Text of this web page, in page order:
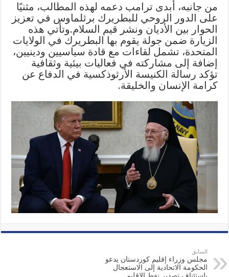
من جانبه، أبدى ترامب دعمه لهذه المطالب، مثنيًا
على الدور الروحي للبطريرك برثلماوس في تعزيز
الحوار بين الأديان ونشر قيم السلام.وتأتي هذه
الزيارة ضمن جولة يقوم بها البطريرك في الولايات
المتحدة، تشمل لقاءات مع قادة سياسيين ودينيين،
إضافة إلى مشاركته في فعاليات بيئية وثقافية
تؤكد رسالة الكنيسة الأرثوذكسية في الدفاع عن
كرامة الإنسان والخليقة.
السابق
مجلس وزراء إقليم كوردستان يدعو
الحكومة الاتحادية إلى الاستعجال
باستئناف تصدير نفط الإقليم